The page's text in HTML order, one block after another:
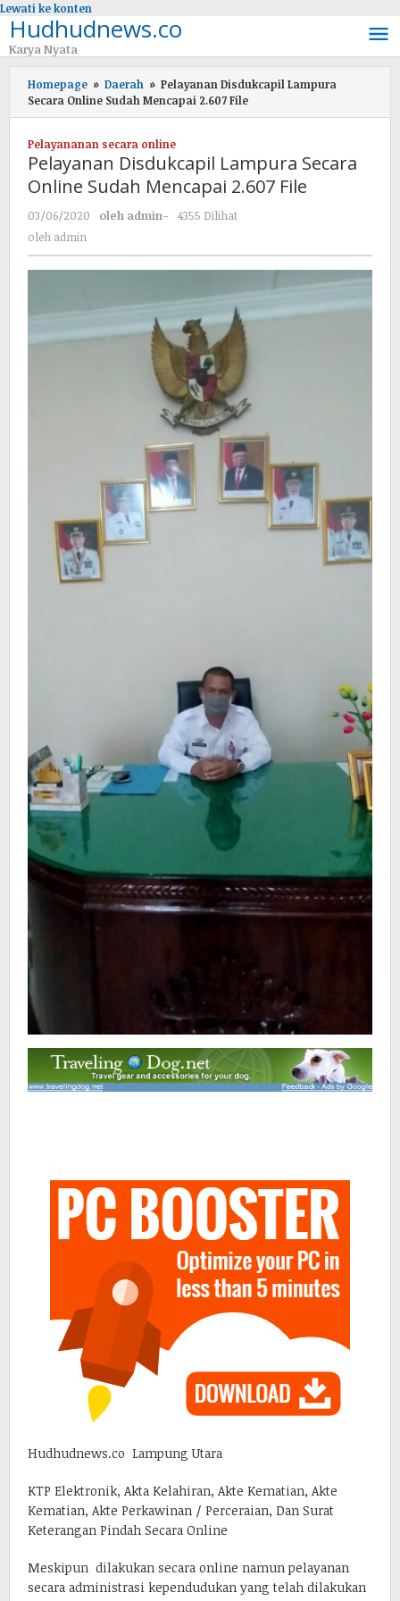
Lewati ke konten
Hudhudnews.co
Karya Nyata
Homepage » Daerah » Pelayanan Disdukcapil Lampura
Secara Online Sudah Mencapai 2.607 File
Pelayananan secara online
Pelayanan Disdukcapil Lampura Secara
Online Sudah Mencapai 2.607 File
03/06/2020 oleh admin-
4355 Dilihat
oleh admin
Hudhudnews.co Lampung Utara
KTP Elektronik, Akta Kelahiran, Akte Kematian, Akte
Kematian, Akte Perkawinan / Perceraian, Dan Surat
Keterangan Pindah Secara Online
Meskipun dilakukan secara online namun pelayanan
secara administrasi kependudukan yang telah dilakukan